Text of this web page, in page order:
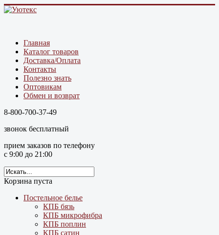
Главная
Каталог товаров
Доставка/Оплата
Контакты
Полезно знать
Оптовикам
Обмен и возврат
8-800-700-37-49
звонок бесплатный
прием заказов по телефону
с 9:00 до 21:00
Корзина пуста
Постельное белье
КПБ бязь
КПБ микрофибра
КПБ поплин
КПБ сатин